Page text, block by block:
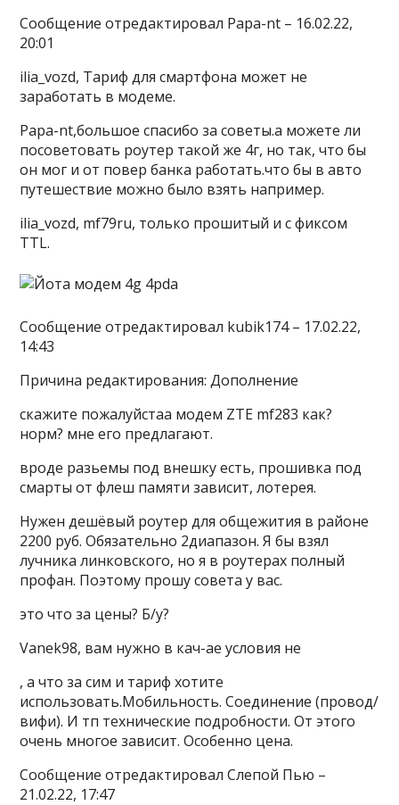
Сообщение отредактировал Papa-nt – 16.02.22,
20:01
ilia_vozd, Тариф для смартфона может не
заработать в модеме.
Papa-nt,большое спасибо за советы.а можете ли
посоветовать роутер такой же 4г, но так, что бы
он мог и от повер банка работать.что бы в авто
путешествие можно было взять например.
ilia_vozd, mf79ru, только прошитый и с фиксом
TTL.
Сообщение отредактировал kubik174 – 17.02.22,
14:43
Причина редактирования: Дополнение
скажите пожалуйстаа модем ZTE mf283 как?
норм? мне его предлагают.
вроде разьемы под внешку есть, прошивка под
смарты от флеш памяти зависит, лотерея.
Нужен дешёвый роутер для общежития в районе
2200 руб. Обязательно 2диапазон. Я бы взял
лучника линковского, но я в роутерах полный
профан. Поэтому прошу совета у вас.
это что за цены? Б/у?
Vanek98, вам нужно в кач-ае условия не
, а что за сим и тариф хотите
использовать.Мобильность. Соединение (провод/
вифи). И тп технические подробности. От этого
очень многое зависит. Особенно цена.
Сообщение отредактировал Слепой Пью –
21.02.22, 17:47